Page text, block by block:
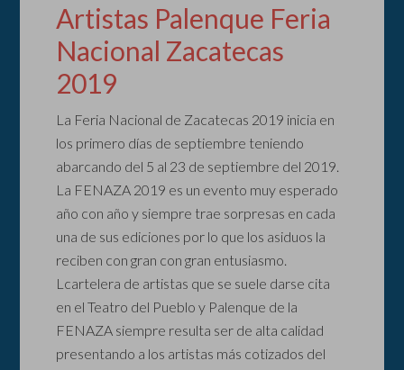
Artistas Palenque Feria
Nacional Zacatecas
2019
La Feria Nacional de Zacatecas 2019 inicia en
los primero días de septiembre teniendo
abarcando del 5 al 23 de septiembre del 2019.
La FENAZA 2019 es un evento muy esperado
año con año y siempre trae sorpresas en cada
una de sus ediciones por lo que los asiduos la
reciben con gran con gran entusiasmo.
Lcartelera de artistas que se suele darse cita
en el Teatro del Pueblo y Palenque de la
FENAZA siempre resulta ser de alta calidad
presentando a los artistas más cotizados del